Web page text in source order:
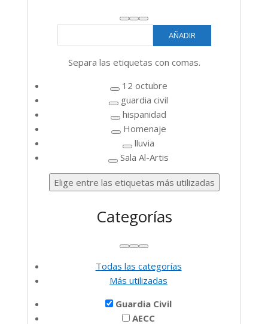
SubirBajarAlternar
Añadir
etiqueta
Separa las etiquetas con comas.
Remove
term:
12
octubre
12 octubre
Remove
term:
guardia
civil
guardia civil
Remove
term:
hispanidad
hispanidad
Remove
term:
Homenaje
Remove
lluvia
lluvia
term:
Al-
Artis
Sala Al-Artis
Elige entre las etiquetas más utilizadas
Categorías
panel:
Categorías
Todas las categorías
Más utilizadas
Guardia Civil
AECC